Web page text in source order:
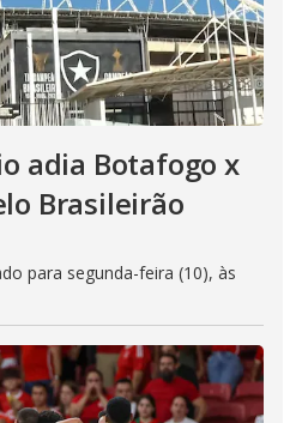
adia Botafogo x
Brasileirão
para segunda-feira (10), às